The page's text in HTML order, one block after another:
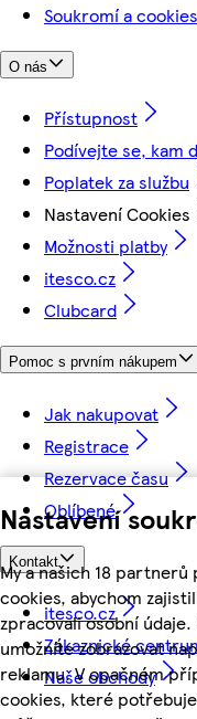
Nastavení
My a našich 18
cookies, abychom
zpracovali osobní
umožníte zobrazovat
reklamu. V opačném
cookies, které
Soukromí a cookies
O nás
Přístupnost
Podívejte se, kam
Poplatek za službu
Nastavení Cookies
Možnosti platby
itesco.cz
Clubcard
Pomoc s prvním nákupem
Jak nakupovat
Registrace
Rezervace času
Oblíbené
Kontakt
itesco.cz
Zákaznické
Naše obchody